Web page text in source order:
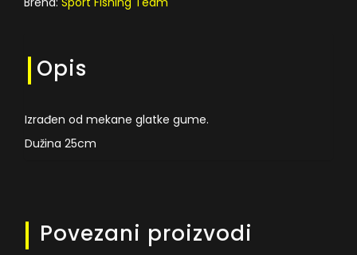
Opis
Izrađen od mekane glatke gume.
Dužina 25cm
Povezani proizvodi